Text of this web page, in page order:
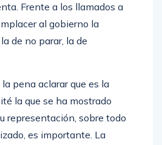
Frente a los llamados a
al gobierno la
de no parar, la de
pena aclarar que es la
la que se ha mostrado
representación, sobre todo
es importante. La